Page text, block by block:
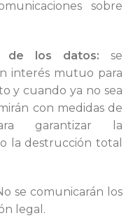
sobre
de los datos: se
interés mutuo para
y cuando ya no sea
con medidas de
garantizar la
la destrucción total
se comunicarán los
legal.